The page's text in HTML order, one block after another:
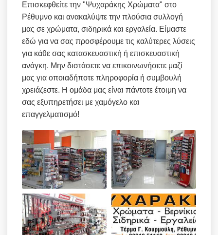
Επισκεφθείτε την "Ψυχαράκης Χρώματα" στο
Ρέθυμνο και ανακαλύψτε την πλούσια συλλογή
μας σε χρώματα, σιδηρικά και εργαλεία. Είμαστε
εδώ για να σας προσφέρουμε τις καλύτερες λύσεις
για κάθε σας κατασκευαστική ή επισκευαστική
ανάγκη. Μην διστάσετε να επικοινωνήσετε μαζί
μας για οποιαδήποτε πληροφορία ή συμβουλή
χρειάζεστε. Η ομάδα μας είναι πάντοτε έτοιμη να
σας εξυπηρετήσει με χαμόγελο και
επαγγελματισμό!